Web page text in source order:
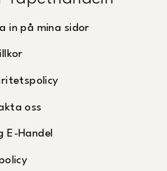
in på mina sidor
oss
E-Handel